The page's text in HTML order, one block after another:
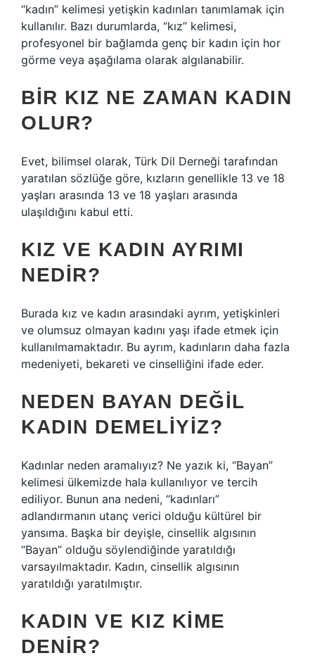
“kadın” kelimesi yetişkin kadınları tanımlamak için
kullanılır. Bazı durumlarda, “kız” kelimesi,
profesyonel bir bağlamda genç bir kadın için hor
görme veya aşağılama olarak algılanabilir.
BIR KIZ NE ZAMAN KADIN
OLUR?
Evet, bilimsel olarak, Türk Dil Derneği tarafından
yaratılan sözlüğe göre, kızların genellikle 13 ve 18
yaşları arasında 13 ve 18 yaşları arasında
ulaşıldığını kabul etti.
KIZ VE KADIN AYRIMI
NEDIR?
Burada kız ve kadın arasındaki ayrım, yetişkinleri
ve olumsuz olmayan kadını yaşı ifade etmek için
kullanılmamaktadır. Bu ayrım, kadınların daha fazla
medeniyeti, bekareti ve cinselliğini ifade eder.
NEDEN BAYAN DEĞIL
KADIN DEMELIYIZ?
Kadınlar neden aramalıyız? Ne yazık ki, “Bayan”
kelimesi ülkemizde hala kullanılıyor ve tercih
ediliyor. Bunun ana nedeni, “kadınları”
adlandırmanın utanç verici olduğu kültürel bir
yansıma. Başka bir deyişle, cinsellik algısının
“Bayan” olduğu söylendiğinde yaratıldığı
varsayılmaktadır. Kadın, cinsellik algısının
yaratıldığı yaratılmıştır.
KADIN VE KIZ KIME
DENIR?